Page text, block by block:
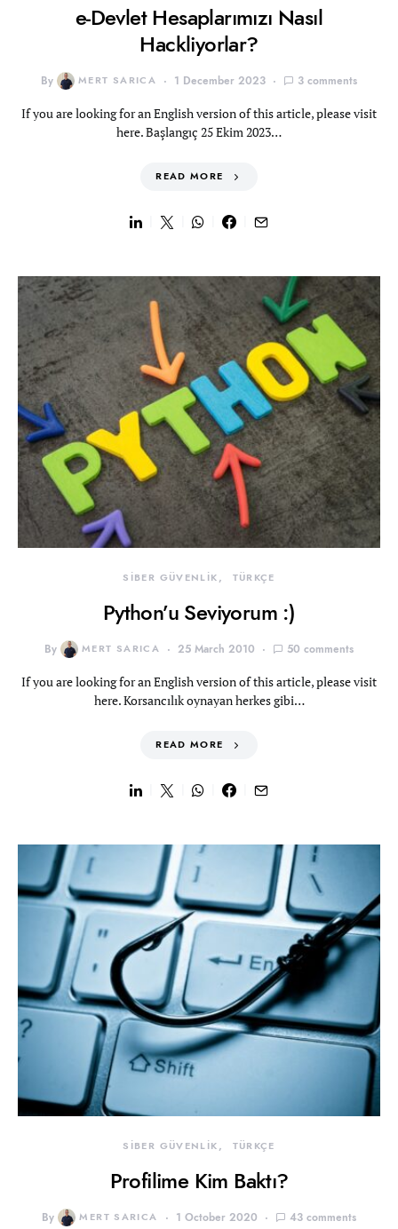
e-Devlet Hesaplarımızı Nasıl
Hackliyorlar?
By MERT SARICA 1 December 2023 3 comments
If you are looking for an English version of this article, please visit
here. Başlangıç 25 Ekim 2023…
READ MORE
SİBER GÜVENLİK TÜRKÇE
Python’u Seviyorum :)
By MERT SARICA 25 March 2010 50 comments
If you are looking for an English version of this article, please visit
here. Korsancılık oynayan herkes gibi…
READ MORE
SİBER GÜVENLİK TÜRKÇE
Profilime Kim Baktı?
By MERT SARICA 1 October 2020 43 comments